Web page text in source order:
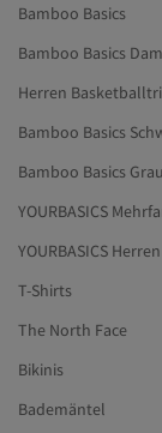
Bamboo Basics
T-Shirts
The North Face
Bikinis
Bademäntel